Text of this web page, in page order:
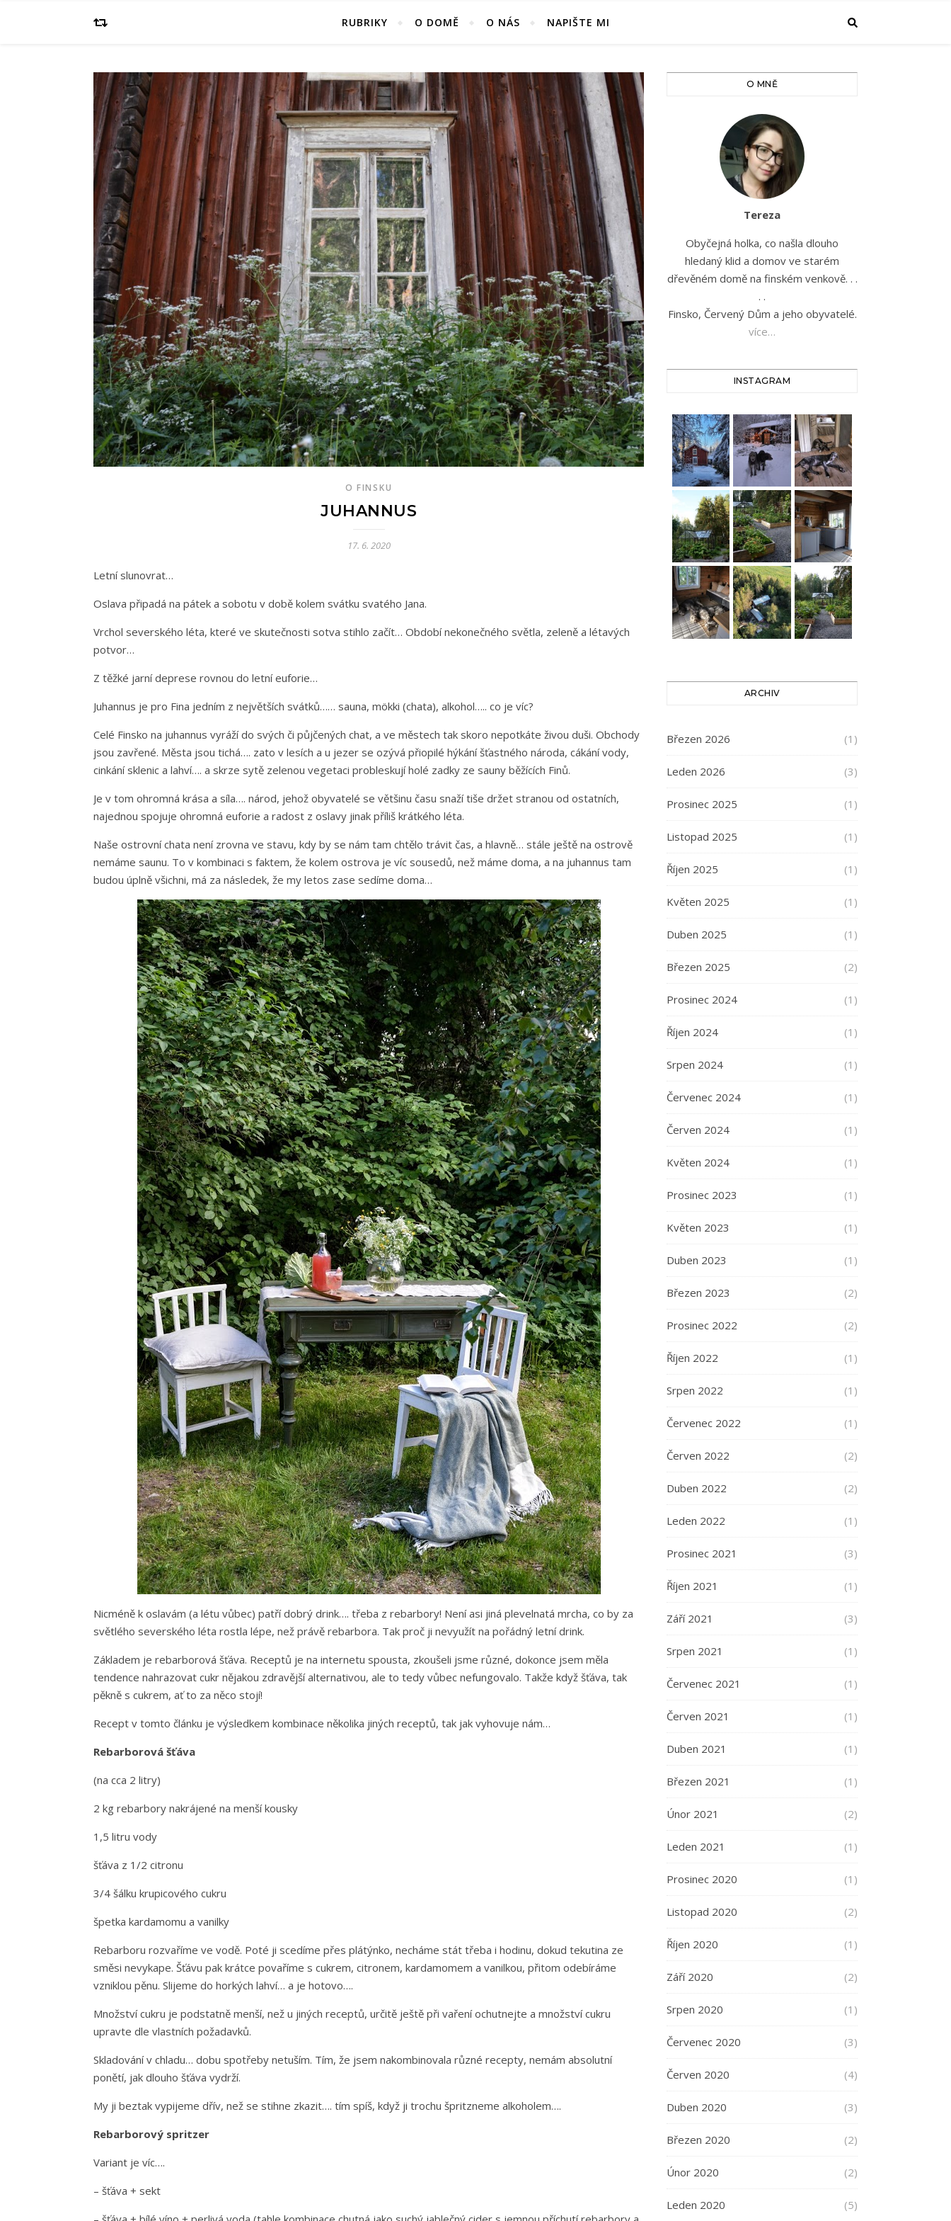
RUBRIKY O DOMĚ O NÁS NAPIŠTE MI
O FINSKU
JUHANNUS
17. 6. 2020
Letní slunovrat…
Oslava připadá na pátek a sobotu v době kolem svátku svatého Jana.
Vrchol severského léta, které ve skutečnosti sotva stihlo začít… Období nekonečného světla, zeleně a létavých
potvor…
Z těžké jarní deprese rovnou do letní euforie…
Juhannus je pro Fina jedním z největších svátků…… sauna, mökki (chata), alkohol….. co je víc?
Celé Finsko na juhannus vyráží do svých či půjčených chat, a ve městech tak skoro nepotkáte živou duši. Obchody
jsou zavřené. Města jsou tichá…. zato v lesích a u jezer se ozývá přiopilé hýkání šťastného národa, cákání vody,
cinkání sklenic a lahví…. a skrze sytě zelenou vegetaci probleskují holé zadky ze sauny běžících Finů.
Je v tom ohromná krása a síla…. národ, jehož obyvatelé se většinu času snaží tiše držet stranou od ostatních,
najednou spojuje ohromná euforie a radost z oslavy jinak příliš krátkého léta.
Naše ostrovní chata není zrovna ve stavu, kdy by se nám tam chtělo trávit čas, a hlavně… stále ještě na ostrově
nemáme saunu. To v kombinaci s faktem, že kolem ostrova je víc sousedů, než máme doma, a na juhannus tam
budou úplně všichni, má za následek, že my letos zase sedíme doma…
Nicméně k oslavám (a létu vůbec) patří dobrý drink…. třeba z rebarbory! Není asi jiná plevelnatá mrcha, co by za
světlého severského léta rostla lépe, než právě rebarbora. Tak proč ji nevyužít na pořádný letní drink.
Základem je rebarborová šťáva. Receptů je na internetu spousta, zkoušeli jsme různé, dokonce jsem měla
tendence nahrazovat cukr nějakou zdravější alternativou, ale to tedy vůbec nefungovalo. Takže když šťáva, tak
pěkně s cukrem, ať to za něco stojí!
Recept v tomto článku je výsledkem kombinace několika jiných receptů, tak jak vyhovuje nám…
Rebarborová šťáva
(na cca 2 litry)
2 kg rebarbory nakrájené na menší kousky
1,5 litru vody
šťáva z 1/2 citronu
3/4 šálku krupicového cukru
špetka kardamomu a vanilky
Rebarboru rozvaříme ve vodě. Poté ji scedíme přes plátýnko, necháme stát třeba i hodinu, dokud tekutina ze
směsi nevykape. Šťávu pak krátce povaříme s cukrem, citronem, kardamomem a vanilkou, přitom odebíráme
vzniklou pěnu. Slijeme do horkých lahví… a je hotovo….
Množství cukru je podstatně menší, než u jiných receptů, určitě ještě při vaření ochutnejte a množství cukru
upravte dle vlastních požadavků.
Skladování v chladu… dobu spotřeby netuším. Tím, že jsem nakombinovala různé recepty, nemám absolutní
ponětí, jak dlouho šťáva vydrží.
My ji beztak vypijeme dřív, než se stihne zkazit…. tím spíš, když ji trochu špritzneme alkoholem….
Rebarborový spritzer
Variant je víc….
– šťáva + sekt
O MNĚ
Tereza
Obyčejná holka, co našla dlouho
hledaný klid a domov ve starém
dřevěném domě na finském venkově. . .
. .
Finsko, Červený Dům a jeho obyvatelé.
více…
INSTAGRAM
ARCHIV
Březen 2026 (1)
Leden 2026 (3)
Prosinec 2025 (1)
Listopad 2025 (1)
Říjen 2025 (1)
Květen 2025 (1)
Duben 2025 (1)
Březen 2025 (2)
Prosinec 2024 (1)
Říjen 2024 (1)
Srpen 2024 (1)
Červenec 2024 (1)
Červen 2024 (1)
Květen 2024 (1)
Prosinec 2023 (1)
Květen 2023 (1)
Duben 2023 (1)
Březen 2023 (2)
Prosinec 2022 (2)
Říjen 2022 (1)
Srpen 2022 (1)
Červenec 2022 (1)
Červen 2022 (2)
Duben 2022 (2)
Leden 2022 (1)
Prosinec 2021 (3)
Říjen 2021 (1)
Září 2021 (3)
Srpen 2021 (1)
Červenec 2021 (1)
Červen 2021 (1)
Duben 2021 (1)
Březen 2021 (1)
Únor 2021 (2)
Leden 2021 (1)
Prosinec 2020 (1)
Listopad 2020 (2)
Říjen 2020 (1)
Září 2020 (2)
Srpen 2020 (1)
Červenec 2020 (3)
Červen 2020 (4)
Duben 2020 (3)
Březen 2020 (2)
Únor 2020 (2)
Leden 2020 (5)